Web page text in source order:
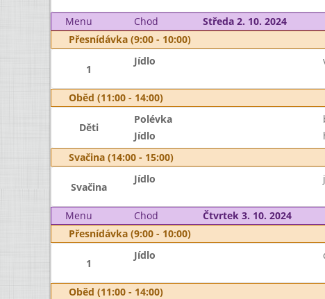
Menu Chod Středa 2. 10. 2024
Přesnídávka (9:00 - 10:00)
1
Jídlo
Oběd (11:00 - 14:00)
Děti
Polévka
Jídlo
Svačina (14:00 - 15:00)
Svačina
Jídlo
Menu Chod Čtvrtek 3. 10. 2024
Přesnídávka (9:00 - 10:00)
1
Jídlo
Oběd (11:00 - 14:00)